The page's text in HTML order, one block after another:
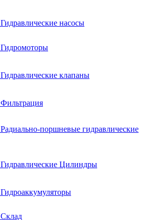
Гидравлические насосы
Гидромоторы
Гидравлические клапаны
Фильтрация
Радиально-поршневые гидравлические
Гидравлические Цилиндры
Гидроаккумуляторы
Склад